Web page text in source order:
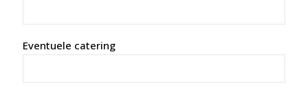
Eventuele catering